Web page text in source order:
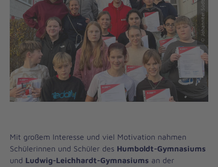
Mit großem Interesse und viel Motivation nahmen
Schülerinnen und Schüler des Humboldt-Gymnasiums
und Ludwig-Leichhardt-Gymnasiums an der